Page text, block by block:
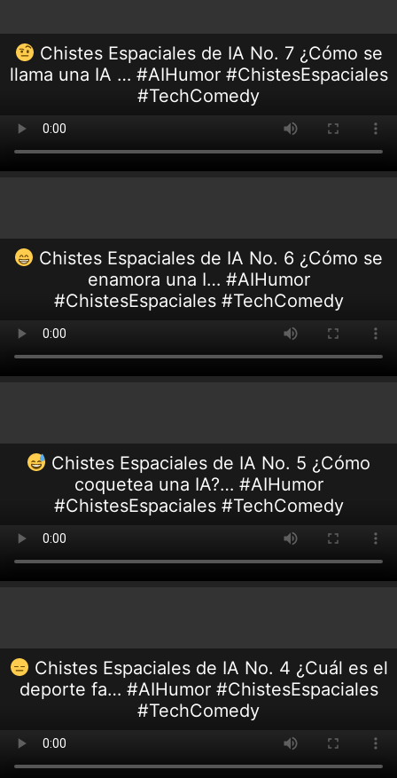
Chistes Espaciales de IA No. 7 ¿Cómo se
llama una IA … #AIHumor #ChistesEspaciales
#TechComedy
Chistes Espaciales de IA No. 6 ¿Cómo se
enamora una I… #AIHumor
#ChistesEspaciales #TechComedy
Chistes Espaciales de IA No. 5 ¿Cómo
coquetea una IA?… #AIHumor
#ChistesEspaciales #TechComedy
Chistes Espaciales de IA No. 4 ¿Cuál es el
deporte fa… #AIHumor #ChistesEspaciales
#TechComedy